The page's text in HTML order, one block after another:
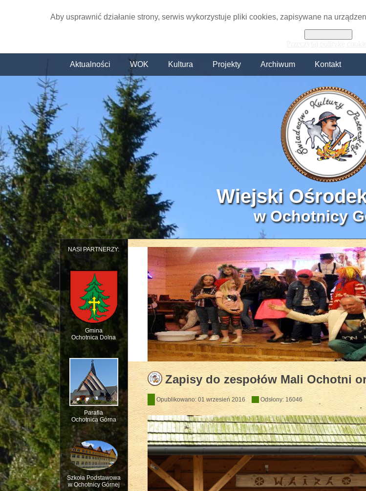
Aby usprawnić działanie strony, serwis wykorzystuje pliki cookies, zapisywane na
Aktualności WOK Kultura Projekty Archiwum Kontakt
Wiejski
w Ochotnicy
NASI PARTNERZY:
Gmina
Ochotnica Dolna
Parafia
Ochotnica Górna
Szkoła Podstawowa
w Ochotnicy Górnej
Dziecięcy Teatr Muzyczny HEJO w WOK'u 2018
Zapisy do zespołów Mali Ochotni
Opublikowano: 01 wrzesień 2016 Odsłony: 16046